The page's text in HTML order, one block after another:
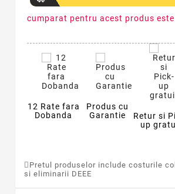
cumparat pentru acest produs este
12 Rate fara
Dobanda
Produs cu
Garantie
Retur si
up
Pretul produselor include costurile
si eliminarii DEEE